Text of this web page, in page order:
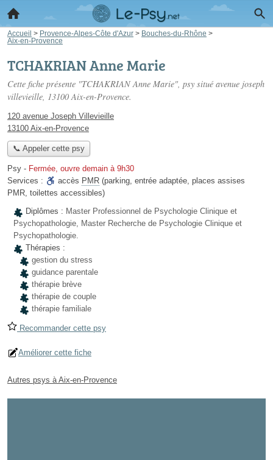
Accueil > Provence-Alpes-Côte d'Azur > Bouches-du-Rhône >
Aix-en-Provence
TCHAKRIAN Anne Marie
Cette fiche présente "TCHAKRIAN Anne Marie", psy situé avenue joseph
villevieille, 13100 Aix-en-Provence.
120 avenue Joseph Villevieille
13100 Aix-en-Provence
📞 Appeler cette psy
Psy - Fermée, ouvre demain à 9h30
Services :
accès PMR (parking, entrée adaptée, places assises
PMR, toilettes accessibles)
Diplômes : Master Professionnel de Psychologie Clinique et
Psychopathologie, Master Recherche de Psychologie Clinique et
Psychopathologie.
Thérapies :
gestion du stress
guidance parentale
thérapie brève
thérapie de couple
thérapie familiale
Recommander cette psy
Améliorer cette fiche
Autres psys à Aix-en-Provence